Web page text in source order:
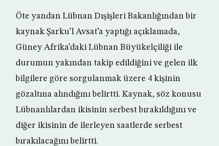
Öte yandan Lübnan Dışişleri Bakanlığından bir
kaynak Şarku’l Avsat’a yaptığı açıklamada,
Güney Afrika’daki Lübnan Büyükelçiliği ile
durumun yakından takip edildiğini ve gelen ilk
bilgilere göre sorgulanmak üzere 4 kişinin
gözaltına alındığını belirtti. Kaynak, söz konusu
Lübnanlılardan ikisinin serbest bırakıldığını ve
diğer ikisinin de ilerleyen saatlerde serbest
bırakılacağını belirtti.